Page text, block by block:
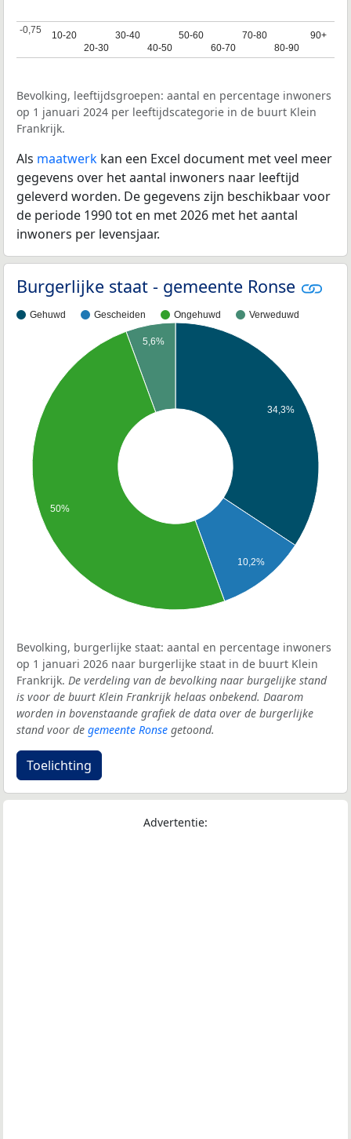
10-20
10-20
20-30
20-30
30-40
30-40
40-50
40-50
50-60
50-60
60-70
60-70
70-80
70-80
80-90
80-90
90+
90+
-0,75
-0,75
Bevolking, leeftijdsgroepen: aantal en percentage inwoners
op 1 januari 2024 per leeftijdscategorie in de buurt Klein
Frankrijk.
Als maatwerk kan een Excel document met veel meer
gegevens over het aantal inwoners naar leeftijd
geleverd worden. De gegevens zijn beschikbaar voor
de periode 1990 tot en met 2026 met het aantal
inwoners per levensjaar.
Burgerlijke staat - gemeente Ronse
Gehuwd Gescheiden Ongehuwd Verweduwd
34,3%
10,2%
5,6%
50%
Bevolking, burgerlijke staat: aantal en percentage inwoners
op 1 januari 2026 naar burgerlijke staat in de buurt Klein
Frankrijk. De verdeling van de bevolking naar burgelijke stand
is voor de buurt Klein Frankrijk helaas onbekend. Daarom
worden in bovenstaande grafiek de data over de burgerlijke
stand voor de gemeente Ronse getoond.
Toelichting
Advertentie: